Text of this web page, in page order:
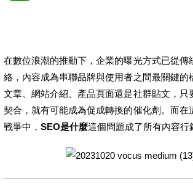
在數位浪潮的推動下，企業的曝光方式已從傳
絡，內容成為串聯品牌與使用者之間最關鍵的
文章、網站介紹、產品頁面還是社群貼文，只
契合，就有可能成為促成轉換的催化劑。而在
戰爭中， SEO是什麼這個問題成了所有內容行